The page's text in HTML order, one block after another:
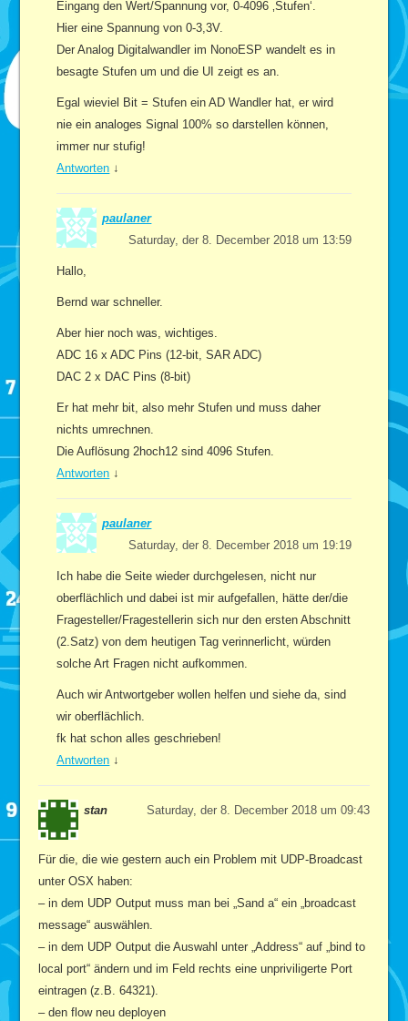
Eingang den Wert/Spannung vor, 0-4096 ‚Stufen‘.
Hier eine Spannung von 0-3,3V.
Der Analog Digitalwandler im NonoESP wandelt es in
besagte Stufen um und die UI zeigt es an.
Egal wieviel Bit = Stufen ein AD Wandler hat, er wird
nie ein analoges Signal 100% so darstellen können,
immer nur stufig!
Antworten ↓
paulaner
Saturday, der 8. December 2018 um 13:59
Hallo,
Bernd war schneller.
Aber hier noch was, wichtiges.
ADC 16 x ADC Pins (12-bit, SAR ADC)
DAC 2 x DAC Pins (8-bit)
Er hat mehr bit, also mehr Stufen und muss daher
nichts umrechnen.
Die Auflösung 2hoch12 sind 4096 Stufen.
Antworten ↓
paulaner
Saturday, der 8. December 2018 um 19:19
Ich habe die Seite wieder durchgelesen, nicht nur
oberflächlich und dabei ist mir aufgefallen, hätte der/die
Fragesteller/Fragestellerin sich nur den ersten Abschnitt
(2.Satz) von dem heutigen Tag verinnerlicht, würden
solche Art Fragen nicht aufkommen.
Auch wir Antwortgeber wollen helfen und siehe da, sind
wir oberflächlich.
fk hat schon alles geschrieben!
Antworten ↓
stan Saturday, der 8. December 2018 um 09:43
Für die, die wie gestern auch ein Problem mit UDP-Broadcast
unter OSX haben:
– in dem UDP Output muss man bei „Sand a“ ein „broadcast
message“ auswählen.
– in dem UDP Output die Auswahl unter „Address“ auf „bind to
local port“ ändern und im Feld rechts eine unpriviligerte Port
eintragen (z.B. 64321).
– den flow neu deployen